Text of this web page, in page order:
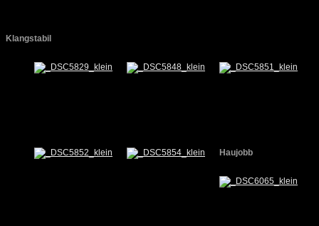
Klangstabil
Haujobb